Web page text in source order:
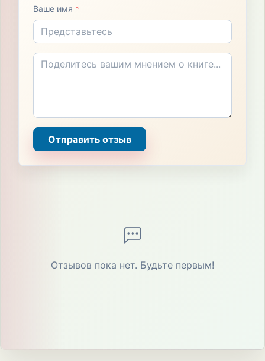
Ваше имя *
Отправить отзыв
Отзывов пока нет. Будьте первым!